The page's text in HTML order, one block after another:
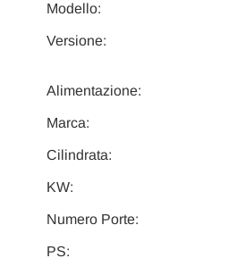
Modello:
Versione:
Cilindrata:
Alimentazione:
Marca:
KW:
Numero Porte:
PS: